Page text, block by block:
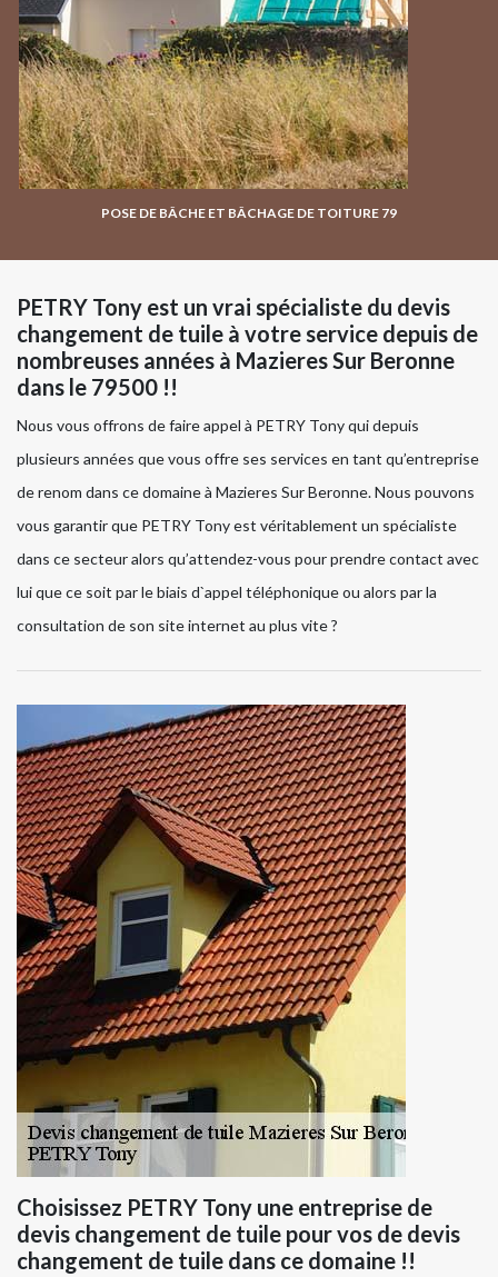
POSE DE BÂCHE ET BÂCHAGE DE TOITURE 79
PETRY Tony est un vrai spécialiste du devis
changement de tuile à votre service depuis de
nombreuses années à Mazieres Sur Beronne
dans le 79500 !!
Nous vous offrons de faire appel à PETRY Tony qui depuis
plusieurs années que vous offre ses services en tant qu’entreprise
de renom dans ce domaine à Mazieres Sur Beronne. Nous pouvons
vous garantir que PETRY Tony est véritablement un spécialiste
dans ce secteur alors qu’attendez-vous pour prendre contact avec
lui que ce soit par le biais d`appel téléphonique ou alors par la
consultation de son site internet au plus vite ?
Choisissez PETRY Tony une entreprise de
devis changement de tuile pour vos de devis
changement de tuile dans ce domaine !!